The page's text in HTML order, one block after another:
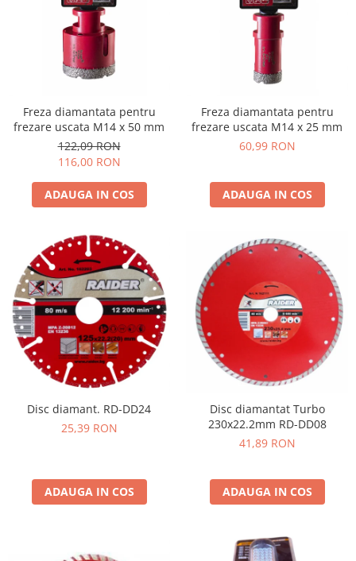
Prese de rulmenti hidraulice
Prese de indoit tevi hidraulice
Echipamente electrice
Benzi izolatoare
Polizoare unghiulare
Echipamente auto
Unelte de mana
Scule pneumatice
Podele hidraulice & Presa de banc
Cabluri si incarcatoare acumulator
Echipamente de ridicat
Chinga ancorare
Depozitare si organizare
Freza de zapada
Echipamente de curatenie
Freza diamantata pentru
frezare uscata M14 x 50 mm
122,09 RON
116,00 RON
ADAUGA IN COS
Freza diamantata pentru
frezare uscata M14 x 25 mm
60,99 RON
ADAUGA IN COS
Disc diamant. RD-DD24
25,39 RON
ADAUGA IN COS
Disc diamantat Turbo
230x22.2mm RD-DD08
41,89 RON
ADAUGA IN COS